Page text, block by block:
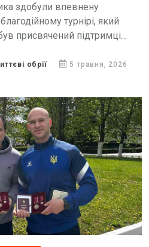
здобули впевнену
турнірі, який
присвячений підтримці
обрії 5 травня, 2026